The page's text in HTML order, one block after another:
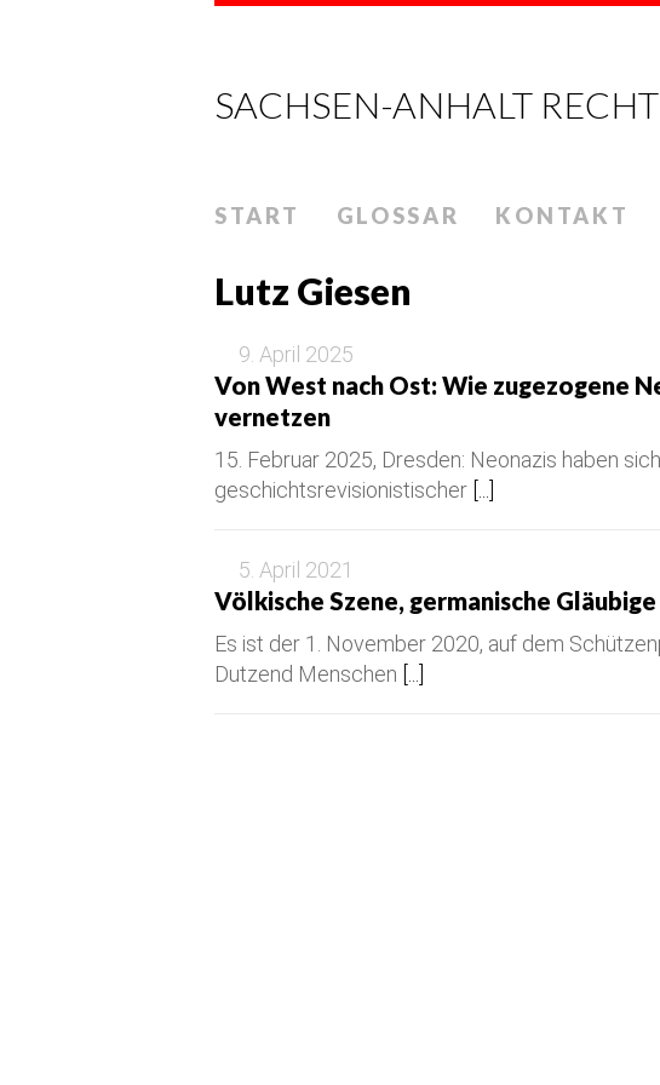
SACHSEN-ANHALT
START GLOSSAR KONTAKT
Lutz Giesen
9. April 2025
Von West nach Ost: Wie zugezogene
vernetzen
15. Februar 2025, Dresden: Neonazis haben
geschichtsrevisionistischer
5. April 2021
Völkische Szene, germanische
Es ist der 1. November 2020, auf dem
Dutzend Menschen